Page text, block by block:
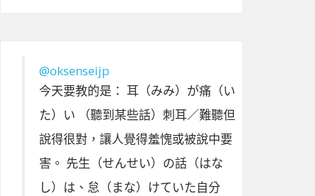
@oksenseijp
今天要教的是： 耳（みみ）が痛（い
た）い （聽到某些話）刺耳／難聽但
說得很對，讓人覺得羞愧或被說中要
害。 先生（せんせい）の話（はな
し）は、怠（まな）けていた自分